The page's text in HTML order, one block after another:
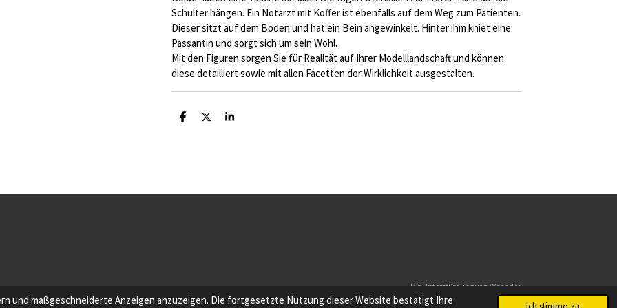
und maßgeschneiderte Anzeigen anzuzeigen. Die fortgesetzte Nutzung dieser Website bestätigt Ihre
Schulter hängen. Ein Notarzt mit Koffer ist ebenfalls auf dem Weg zum Patienten.
Dieser sitzt auf dem Boden und hat ein Bein angewinkelt. Hinter ihm kniet eine
Passantin und sorgt sich um sein Wohl.
Mit den Figuren sorgen Sie für Realität auf Ihrer Modelllandschaft und können
diese detailliert sowie mit allen Facetten der Wirklichkeit ausgestalten.
T
T
T
Mit Unterstützung von Webador